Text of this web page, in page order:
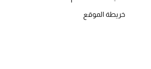
خريطة الموقع